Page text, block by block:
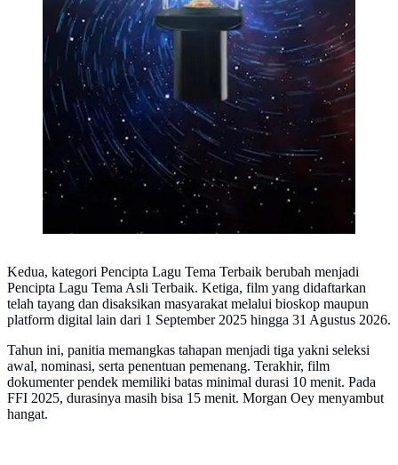
Kedua, kategori Pencipta Lagu Tema Terbaik berubah menjadi
Pencipta Lagu Tema Asli Terbaik. Ketiga, film yang didaftarkan
telah tayang dan disaksikan masyarakat melalui bioskop maupun
platform digital lain dari 1 September 2025 hingga 31 Agustus 2026.
Tahun ini, panitia memangkas tahapan menjadi tiga yakni seleksi
awal, nominasi, serta penentuan pemenang. Terakhir, film
dokumenter pendek memiliki batas minimal durasi 10 menit. Pada
FFI 2025, durasinya masih bisa 15 menit. Morgan Oey menyambut
hangat.